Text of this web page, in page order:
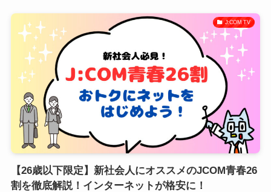
J:COM TV
【26歳以下限定】新社会人にオススメのJCOM青春26
割を徹底解説！インターネットが格安に！